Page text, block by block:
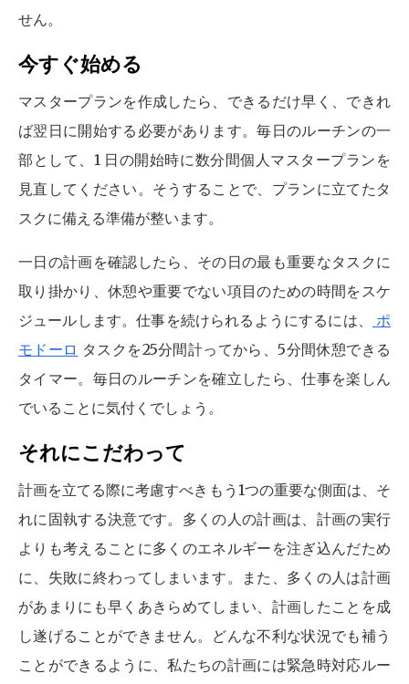
せん。
今すぐ始める
マスタープランを作成したら、できるだけ早く、できれ
ば翌日に開始する必要があります。毎日のルーチンの一
部として、1 日の開始時に数分間個人マスタープランを
見直してください。そうすることで、プランに立てたタ
スクに備える準備が整います。
一日の計画を確認したら、その日の最も重要なタスクに
取り掛かり、休憩や重要でない項目のための時間をスケ
ジュールします。仕事を続けられるようにするには、
ポ
モドーロ タスクを25分間計ってから、5分間休憩できる
タイマー。毎日のルーチンを確立したら、仕事を楽しん
でいることに気付くでしょう。
それにこだわって
計画を立てる際に考慮すべきもう1つの重要な側面は、そ
れに固執する決意です。多くの人の計画は、計画の実行
よりも考えることに多くのエネルギーを注ぎ込んだため
に、失敗に終わってしまいます。また、多くの人は計画
があまりにも早くあきらめてしまい、計画したことを成
し遂げることができません。どんな不利な状況でも補う
ことができるように、私たちの計画には緊急時対応ルー